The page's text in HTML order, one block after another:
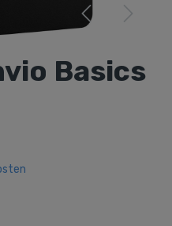
Basics